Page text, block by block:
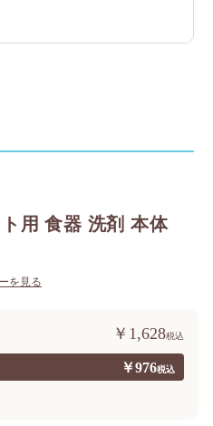
用 食器 洗剤 本体
を見る
￥976
￥1,628